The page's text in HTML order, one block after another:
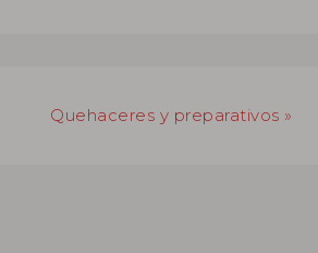
Quehaceres y preparativos »